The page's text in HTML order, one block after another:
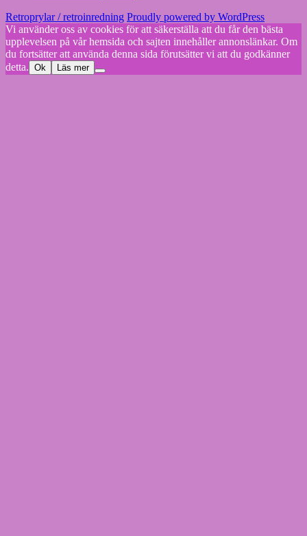
Retroprylar / retroinredning Proudly powered by WordPress
Vi använder oss av cookies för att säkerställa att du får den bästa
upplevelsen på vår hemsida och sajten innehåller annonslänkar. Om
du fortsätter att använda denna sida förutsätter vi att du godkänner
detta. Ok Läs mer